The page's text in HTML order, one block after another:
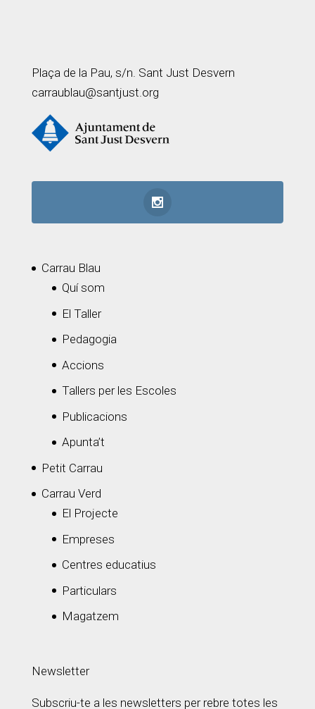
Plaça de la Pau, s/n. Sant Just Desvern
carraublau@santjust.org
Carrau Blau
Quí som
El Taller
Pedagogia
Accions
Tallers per les Escoles
Publicacions
Apunta’t
Petit Carrau
Carrau Verd
El Projecte
Empreses
Centres educatius
Particulars
Magatzem
Newsletter
Subscriu-te a les newsletters per rebre totes les